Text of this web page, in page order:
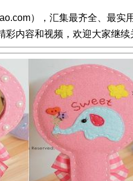
），汇集最齐全、最实
彩内容和视频，欢迎大家继续